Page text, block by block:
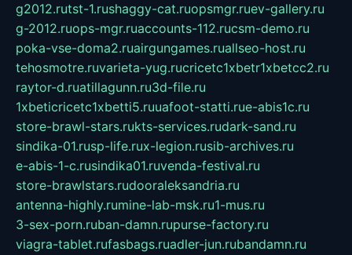
g2012.rutst-1.rushaggy-cat.ruopsmgr.ruev-gallery.ru
g-2012.ruops-mgr.ruaccounts-112.rucsm-demo.ru
poka-vse-doma2.ruairgungames.ruallseo-host.ru
tehosmotre.ruvarieta-yug.rucricetc1xbetr1xbetcc2.ru
raytor-d.ruatillagunn.ru3d-file.ru
1xbeticricetc1xbetti5.ruuafoot-statti.rue-abis1c.ru
store-brawl-stars.rukts-services.rudark-sand.ru
sindika-01.rusp-life.rux-legion.rusib-archives.ru
e-abis-1-c.rusindika01.ruvenda-festival.ru
store-brawlstars.rudooraleksandria.ru
antenna-highly.rumine-lab-msk.ru1-mus.ru
3-sex-porn.ruban-damn.rupurse-factory.ru
viagra-tablet.rufasbags.ruadler-jun.rubandamn.ru